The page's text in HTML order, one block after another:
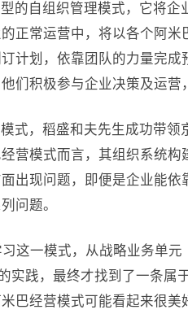
的自组织管理模式，它将企
正常运营中，将以各个阿
计划，依靠团队的力量完
们积极参与企业决策及运营
式，稻盛和夫先生成功带领
营模式而言，其组织系统
出现问题，即便是企业能
问题。
这一模式，从战略业务单元
实践，最终才找到了一条属
巴经营模式可能看起来很